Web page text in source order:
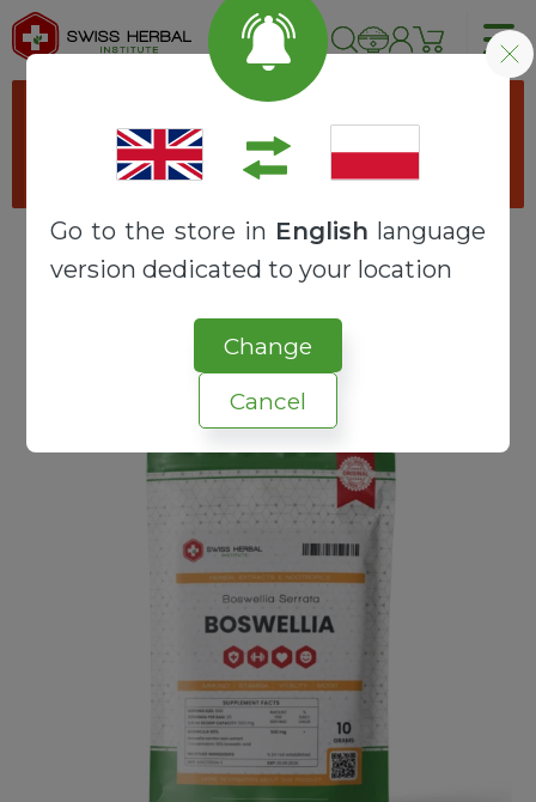
Go to the store in English language
version dedicated to your location
Change
Cancel
przechodząc do produktu "
wegetariańskie
".
SUROWCE
EKSTRAKTY